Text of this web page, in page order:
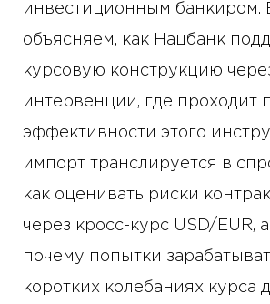
инвестиционным банкиром.
объясняем, как Нацбанк
курсовую конструкцию
интервенции, где проходит
эффективности этого
импорт транслируется в
как оценивать риски
через кросс-курс USD/EUR,
почему попытки
коротких колебаниях курса